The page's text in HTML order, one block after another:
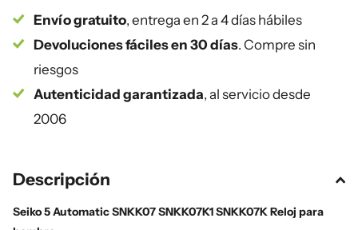
Envío gratuito, entrega en 2 a 4 días hábiles
Devoluciones fáciles en 30 días. Compre sin
riesgos
Autenticidad garantizada, al servicio desde
2006
Descripción
Seiko 5 Automatic SNKK07 SNKK07K1 SNKK07K Reloj para